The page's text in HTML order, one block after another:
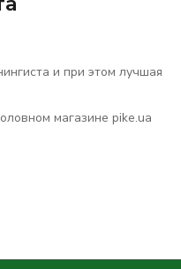
и при этом лучшая
магазине pike.ua